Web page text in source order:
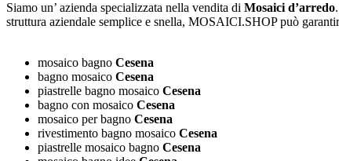
Siamo un’ azienda specializzata nella vendita di Mosaici d’arredo
struttura aziendale semplice e snella, MOSAICI.SHOP può
mosaico bagno Cesena
bagno mosaico Cesena
piastrelle bagno mosaico Cesena
bagno con mosaico Cesena
mosaico per bagno Cesena
rivestimento bagno mosaico Cesena
piastrelle mosaico bagno Cesena